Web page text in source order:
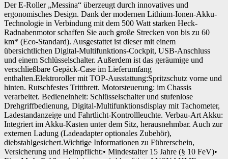
Der E-Roller „Messina“ überzeugt durch innovatives und
ergonomisches Design. Dank der modernen Lithium-Ionen-Akku-
Technologie in Verbindung mit dem 500 Watt starken Heck-
Radnabenmotor schaffen Sie auch große Strecken von bis zu 60
km* (Eco-Standard). Ausgestattet ist dieser mit einem
übersichtlichen Digital-Multifunktions-Cockpit, USB-Anschluss
und einem Schlüsselschalter. Außerdem ist das geräumige und
verschließbare Gepäck-Case im Lieferumfang
enthalten.Elektroroller mit TOP-Ausstattung:Spritzschutz vorne und
hinten. Rutschfestes Trittbrett. Motorsteuerung: im Chassis
verarbeitet. Bedieneinheit: Schlüsselschalter und stufenlose
Drehgriffbedienung, Digital-Multifunktionsdisplay mit Tachometer,
Ladestandanzeige und Fahrtlicht-Kontrollleuchte. Verbau-Art Akku:
Integriert im Akku-Kasten unter dem Sitz, herausnehmbar. Auch zur
externen Ladung (Ladeadapter optionales Zubehör),
diebstahlgesichert.Wichtige Informationen zu Führerschein,
Versicherung und Helmpflicht:• Mindestalter 15 Jahre (§ 10 FeV)•